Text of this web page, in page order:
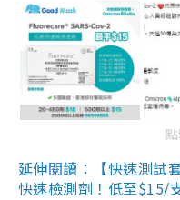
延伸閱讀：【快速測試
快速檢測劑！低至$15/